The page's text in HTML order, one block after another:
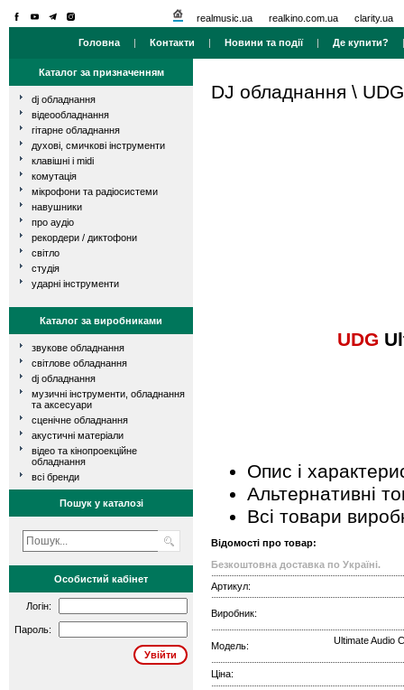
realmusic.ua realkino.com.ua clarity.ua
Головна | Контакти | Новини та події| Де купити?
Каталог за призначенням
dj обладнання
відеообладнання
гітарне обладнання
духові, смичкові інструменти
клавішні і midi
комутація
мікрофони та радіосистеми
навушники
про аудіо
рекордери / диктофони
світло
студія
ударні інструменти
Каталог за виробниками
звукове обладнання
світлове обладнання
dj обладнання
музичні інструменти, обладнання
та аксесуари
сценічне обладнання
акустичні матеріали
відео та кінопроекційне
обладнання
всі бренди
Пошук у каталозі
Особистий кабінет
Логін:
Пароль:
DJ обладнання \ UDG
UDG
Опис і
Альтернативні
Всі товари
Відомості про товар:
Безкоштовна доставка по Україні.
Артикул:
Виробник:
Модель: Ultimate Audio
Ціна: